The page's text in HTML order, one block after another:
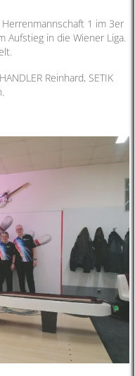
1 im 3er
Aufstieg in die Wiener Liga.
Reinhard, SETIK